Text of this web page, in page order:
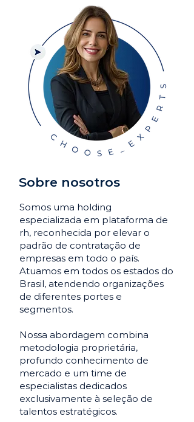
Sobre nosotros
Somos uma holding
especializada em plataforma de
rh, reconhecida por elevar o
padrão de contratação de
empresas em todo o país.
Atuamos em todos os estados do
Brasil, atendendo organizações
de diferentes portes e
segmentos.
Nossa abordagem combina
metodologia proprietária,
profundo conhecimento de
mercado e um time de
especialistas dedicados
exclusivamente à seleção de
talentos estratégicos.